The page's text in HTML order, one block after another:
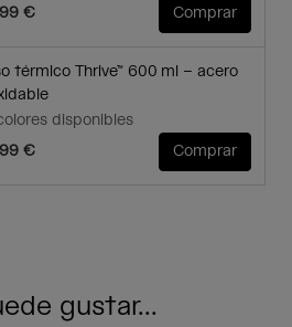
€
Comprar
térmico Thrive™ 600 ml – acero
disponibles
€
Comprar
gustar...